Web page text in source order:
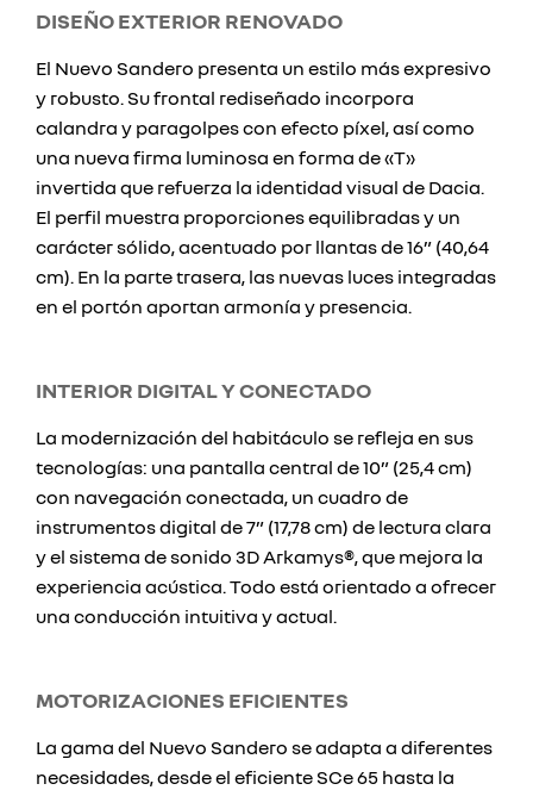
DISEÑO EXTERIOR RENOVADO
El Nuevo Sandero presenta un estilo más expresivo
y robusto. Su frontal rediseñado incorpora
calandra y paragolpes con efecto píxel, así como
una nueva firma luminosa en forma de «T»
invertida que refuerza la identidad visual de Dacia.
El perfil muestra proporciones equilibradas y un
carácter sólido, acentuado por llantas de 16” (40,64
cm). En la parte trasera, las nuevas luces integradas
en el portón aportan armonía y presencia.
INTERIOR DIGITAL Y CONECTADO
La modernización del habitáculo se refleja en sus
tecnologías: una pantalla central de 10” (25,4 cm)
con navegación conectada, un cuadro de
instrumentos digital de 7” (17,78 cm) de lectura clara
y el sistema de sonido 3D Arkamys®, que mejora la
experiencia acústica. Todo está orientado a ofrecer
una conducción intuitiva y actual.
MOTORIZACIONES EFICIENTES
La gama del Nuevo Sandero se adapta a diferentes
necesidades, desde el eficiente SCe 65 hasta la